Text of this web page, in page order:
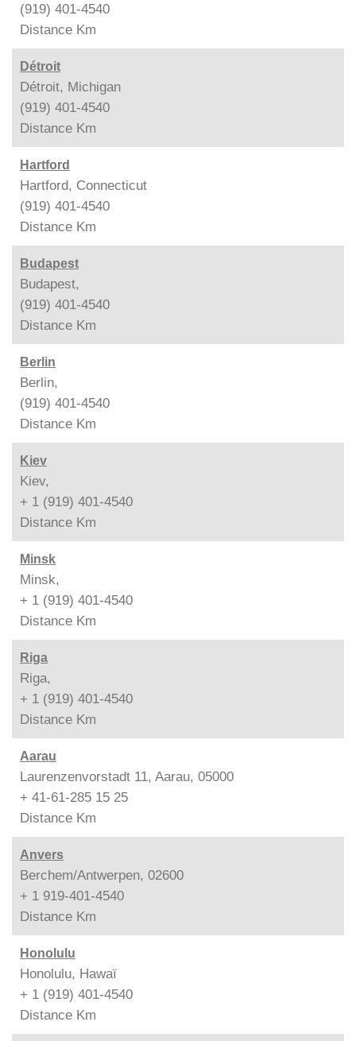
(919) 401-4540
Distance Km
Détroit
Détroit, Michigan
(919) 401-4540
Distance Km
Hartford
Hartford, Connecticut
(919) 401-4540
Distance Km
Budapest
Budapest,
(919) 401-4540
Distance Km
Berlin
Berlin,
(919) 401-4540
Distance Km
Kiev
Kiev,
+ 1 (919) 401-4540
Distance Km
Minsk
Minsk,
+ 1 (919) 401-4540
Distance Km
Riga
Riga,
+ 1 (919) 401-4540
Distance Km
Aarau
Laurenzenvorstadt 11, Aarau, 05000
+ 41-61-285 15 25
Distance Km
Anvers
Berchem/Antwerpen, 02600
+ 1 919-401-4540
Distance Km
Honolulu
Honolulu, Hawaï
+ 1 (919) 401-4540
Distance Km